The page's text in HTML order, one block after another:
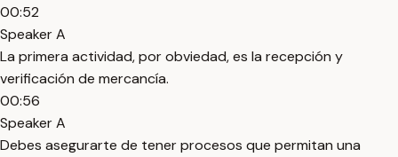
00:52
Speaker A
La primera actividad, por obviedad, es la recepción y
verificación de mercancía.
00:56
Speaker A
Debes asegurarte de tener procesos que permitan una